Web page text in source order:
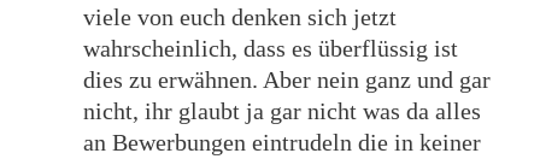
viele von euch denken sich jetzt
wahrscheinlich, dass es überflüssig ist
dies zu erwähnen. Aber nein ganz und gar
nicht, ihr glaubt ja gar nicht was da alles
an Bewerbungen eintrudeln die in keiner